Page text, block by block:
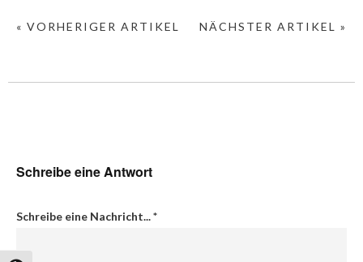
NÄCHSTER ARTIKEL »
« VORHERIGER ARTIKEL
Schreibe eine Antwort
Schreibe eine Nachricht...*